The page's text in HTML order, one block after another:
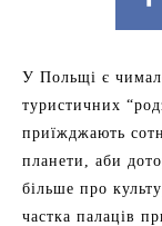
У Польщі є
туристичних
приїжджають
планети, аби
більше про
частка палаців